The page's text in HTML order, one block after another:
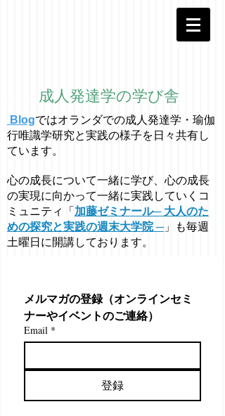
成人発達学の学び舎
Blogではオラ ンダでの成人発達学・ 瑜伽
行唯識学研究と実践の様子を日々共有し
ています。
心の成長について一緒に学び、心の成長
の実現に向かって一緒に実践していくコ
ミュニティ「 加藤ゼミナール─ 大人のた
めの探究と実践の週末大学院 ─」も毎週
土曜日に開講しております。
メルマガの登録（オンラインセミ
ナーやイベントのご連絡）
Email *
登録